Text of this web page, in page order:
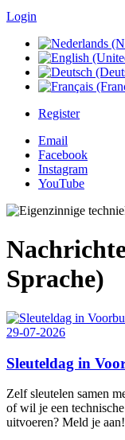
Login
Register
Email
Facebook
Instagram
YouTube
Sprache)
29-07-2026
Sleuteldag in
Zelf sleutelen samen
of wil je een
uitvoeren? Meld je aan!